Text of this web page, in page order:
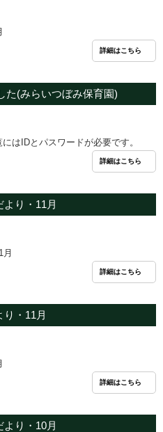
詳細はこちら
た(みらいつぼみ保育園)
はIDとパスワードが必要です。
詳細はこちら
り・11月
詳細はこちら
・11月
詳細はこちら
り・10月